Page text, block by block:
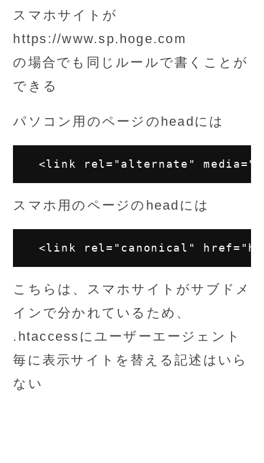
スマホサイトが
https://www.sp.hoge.com
の場合でも同じルールで書くことが
できる
パソコン用のページのheadには
スマホ用のページのheadには
こちらは、スマホサイトがサブドメ
インで分かれているため、
.htaccessにユーザーエージェント
毎に表示サイトを替える記述はいら
ない